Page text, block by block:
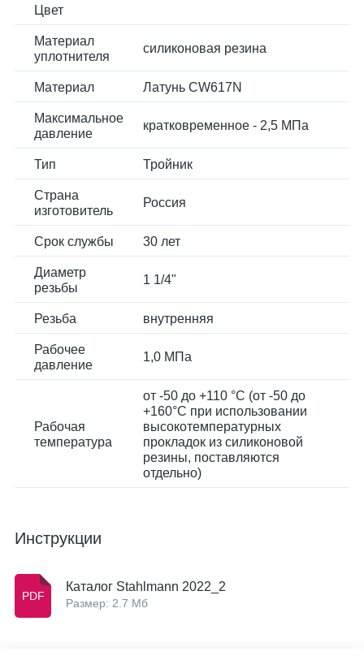
Цвет
Материал
уплотнителя
силиконовая резина
Материал Латунь CW617N
Максимальное
давление
кратковременное - 2,5 МПа
Тип Тройник
Страна
изготовитель
Россия
Срок службы 30 лет
Диаметр
резьбы
1 1/4"
Резьба внутренняя
Рабочее
давление
1,0 МПа
Рабочая
температура
от -50 до +110 °С (от -50 до
+160°С при использовании
высокотемпературных
прокладок из силиконовой
резины, поставляются
отдельно)
Инструкции
Каталог Stahlmann 2022_2
Размер: 2.7 Мб